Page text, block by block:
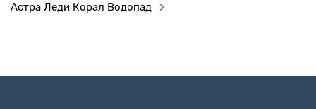
Астра Леди Корал Водопад